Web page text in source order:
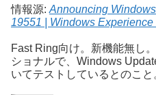
情報源: Announcing
19551 | Windows Experience
Fast Ring向け。新機能無し
ショナルで、Windows
いてテストしているとのこと